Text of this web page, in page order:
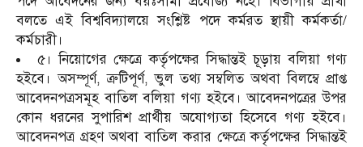
বলতে এই বিশ্ববিদ্যালয়ে সংশ্লিষ্ট পদে কর্মরত স্থায়ী কর্মকর্তা/
কর্মচারী।
৫। নিয়োগের ক্ষেত্রে কর্তৃপক্ষের সিদ্ধান্তই চূড়ায় বলিয়া গণ্য
হইবে। অসম্পূর্ণ, ত্রুটিপূর্ণ, ভুল তথ্য সম্বলিত অথবা বিলম্বে প্রাপ্ত
আবেদনপত্রসমূহ বাতিল বলিয়া গণ্য হইবে। আবেদনপত্রের উপর
কোন ধরনের সুপারিশ প্রার্থীয় অযোগ্যতা হিসেবে গণ্য হইবে।
আবেদনপত্র গ্রহণ অথবা বাতিল করার ক্ষেত্রে কর্তৃপক্ষের সিদ্ধান্তই